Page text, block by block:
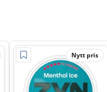
Nytt pris